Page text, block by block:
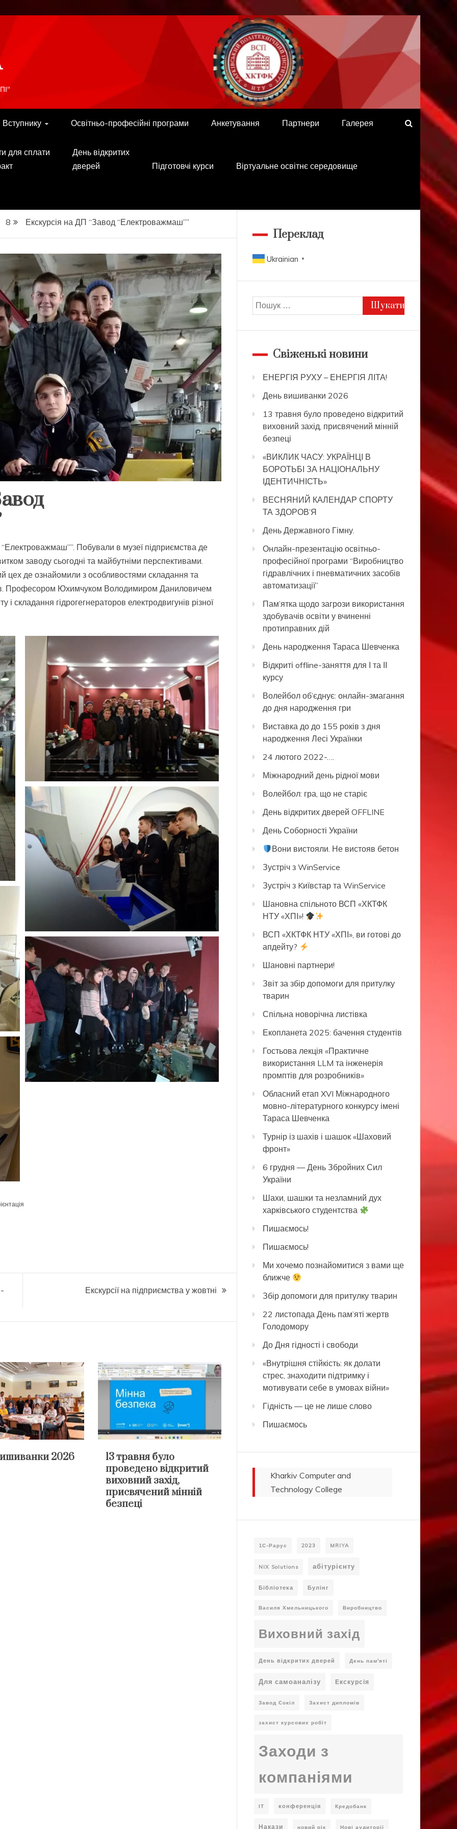
Вступнику Освітньо-професійні програми Анкетування Партнери Галерея
для сплати
День відкритих
дверей
Підготовчі курси Віртуальне освітнє середовище
8 Екскурсія на ДП “Завод “Електроважмаш””
Побували в музеї підприємства де
заводу сьогодні та майбутніми перспективами.
цех де ознайомили з особливостями складання та
Професором Юхимчуком Володимиром Даниловичем
складання гідрогегнераторов електродвигунів різної
Екскурсії на підприємства у жовтні
2026
13 травня було
проведено відкритий
виховний захід,
присвячений мінній
безпеці
Переклад
Ukrainian ▼
Пошук:
Свіженькі новини
ЕНЕРГІЯ РУХУ – ЕНЕРГІЯ ЛІТА!
День вишиванки 2026
13 травня було проведено відкритий
виховний захід, присвячений мінній
безпеці
«ВИКЛИК ЧАСУ: УКРАЇНЦІ В
БОРОТЬБІ ЗА НАЦІОНАЛЬНУ
ІДЕНТИЧНІСТЬ»
ВЕСНЯНИЙ КАЛЕНДАР СПОРТУ
ТА ЗДОРОВ’Я
День Державного Гімну.
Онлайн-презентацію освітньо-
професійної програми “Виробництво
гідравлічних і пневматичних засобів
автоматизації”
Пам’ятка щодо загрози використання
здобувачів освіти у вчиненні
протиправних дій
День народження Тараса Шевченка
Відкриті offline-заняття для І та ІІ
курсу
Волейбол об’єднує: онлайн-змагання
до дня народження гри
Виставка до до 155 років з дня
народження Лесі Українки
24 лютого 2022-….
Міжнародний день рідної мови
Волейбол: гра, що не старіє
День відкритих дверей OFFLINE
День Соборності України
Вони вистояли. Не вистояв бетон
Зустріч з WinService
Зустріч з Kиївстар та WinService
Шановна спільното ВСП «ХКТФК
НТУ «ХПІ»!
ВСП «ХКТФК НТУ «ХПІ», ви готові до
апдейту?
Шановні партнери!
Звіт за збір допомоги для притулку
тварин
Спільна новорічна листівка
Екопланета 2025: бачення студентів
Гостьова лекція «Практичне
використання LLM та інженерія
промптів для розробників»
Обласний етап XVI Міжнародного
мовно-літературного конкурсу імені
Тараса Шевченка
Турнір із шахів і шашок «Шаховий
фронт»
6 грудня — День Збройних Сил
України
Шахи, шашки та незламний дух
харківського студентства
Пишаємось!
Пишаємось!
Ми хочемо познайомитися з вами ще
ближче
Збір допомоги для притулку тварин
22 листопада День пам’яті жертв
Голодомору
До Дня гідності і свободи
«Внутрішня стійкість: як долати
стрес, знаходити підтримку і
мотивувати себе в умовах війни»
Гідність — це не лише слово
Пишаємось
Kharkiv Computer and
Technology College
1С-Рарус 2023 MRIYA
NIX Solutions абітурієнту
Бібліотека Булінг
Василя Хмельницького Виробництво
Виховний захід
День відкритих дверей День пам'яті
Для самоаналізу Екскурсія
Завод Сокіл Захист дипломів
захист курсових робіт
Заходи з
компаніями
ІТ конференція Кредобанк
Накази новий рік Нові аудиторії